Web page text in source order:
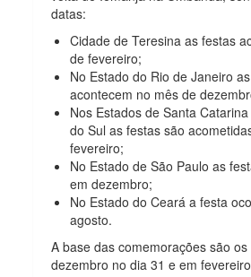
datas:
Cidade de Teresina as festas
de fevereiro;
No Estado do Rio de Janeiro
acontecem no mês de
Nos Estados de Santa
do Sul as festas são
fevereiro;
No Estado de São Paulo as
em dezembro;
No Estado do Ceará a festa
agosto.
A base das comemorações são
dezembro no dia 31 e em